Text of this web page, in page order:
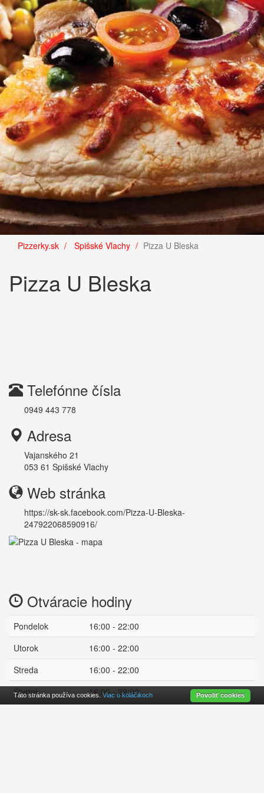
Pizzerky.sk Spišské Vlachy Pizza U Bleska
Pizza U Bleska
Telefónne čísla
0949 443 778
Adresa
Vajanského 21
053 61 Spišské Vlachy
Web stránka
https://sk-sk.facebook.com/Pizza-U-Bleska-
247922068590916/
Otváracie hodiny
Pondelok
16:00 - 22:00
Utorok
16:00 - 22:00
Streda
16:00 - 22:00
Štvrtok
16:00 - 22:00
Táto stránka používa cookies.Viac o koláčikoch Povoliť cookies